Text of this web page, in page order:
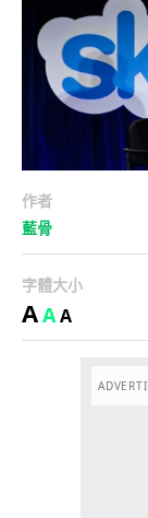
作者
藍骨
字體大小
AAA